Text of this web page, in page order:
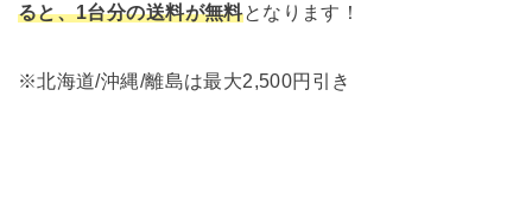
ると、1台分の送料が無料となります！
※北海道/沖縄/離島は最大2,500円引き